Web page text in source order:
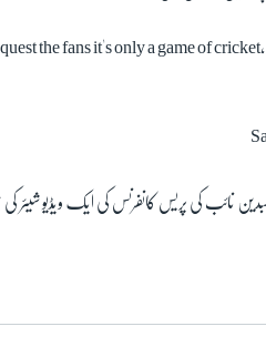
the fans it's only a game of
نائب کی پریس کانفرنس کی ایک ویڈیو شیئر